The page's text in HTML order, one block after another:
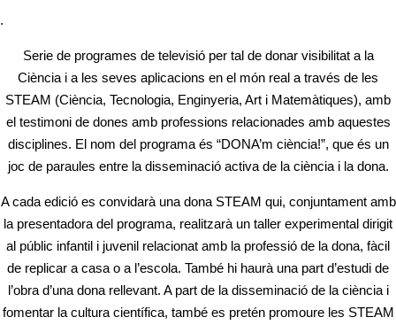
.
Serie de programes de televisió per tal de donar visibilitat a la
Ciència i a les seves aplicacions en el món real a través de les
STEAM (Ciència, Tecnologia, Enginyeria, Art i Matemàtiques), amb
el testimoni de dones amb professions relacionades amb aquestes
disciplines. El nom del programa és “DONA’m ciència!”, que és un
joc de paraules entre la disseminació activa de la ciència i la dona.
A cada edició es convidarà una dona STEAM qui, conjuntament amb
la presentadora del programa, realitzarà un taller experimental dirigit
al públic infantil i juvenil relacionat amb la professió de la dona, fàcil
de replicar a casa o a l’escola. També hi haurà una part d’estudi de
l’obra d’una dona rellevant. A part de la disseminació de la ciència i
fomentar la cultura científica, també es pretén promoure les STEAM